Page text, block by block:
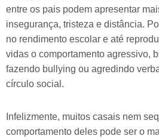
entre os pais podem apresentar
insegurança, tristeza e distância.
no rendimento escolar e até
vidas o comportamento agressivo,
fazendo bullying ou agredindo
círculo social.
Infelizmente, muitos casais nem
comportamento deles pode ser o